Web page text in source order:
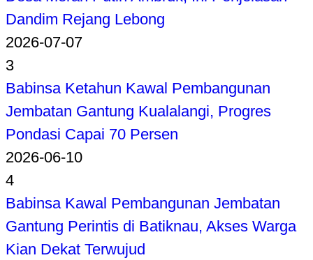
Dandim Rejang Lebong
2026-07-07
3
Babinsa Ketahun Kawal Pembangunan
Jembatan Gantung Kualalangi, Progres
Pondasi Capai 70 Persen
2026-06-10
4
Babinsa Kawal Pembangunan Jembatan
Gantung Perintis di Batiknau, Akses Warga
Kian Dekat Terwujud